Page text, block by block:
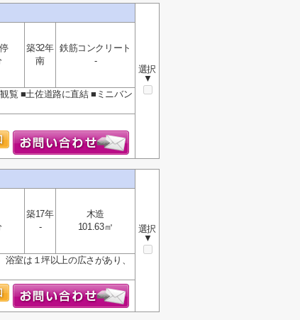
選択
▼
築32年
南
鉄筋コンクリート
-
覧 ■土佐道路に直結 ■ミニバン
選択
▼
築17年
-
木造
101.63㎡
室は１坪以上の広さがあり、